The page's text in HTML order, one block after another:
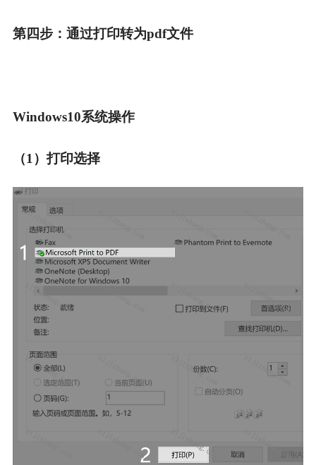
第四步： 通过打印转为pdf文件
Windows10系统操作
（1）打印选择